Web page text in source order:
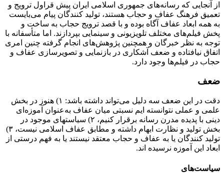
از آنجایی که رسانه‌های جمهوری اسلامی ایران پیش قراول ترویج و
تعمیق فرهنگ عفاف و حجاب هستند، تولید کنندگان پیام می‌بایست
به همه ابعاد عفاف آگاه بوده و با قصد ترویج حجاب به ساخت و
پخش فیلم‌های مختلف تلویزیونی و سینمایی بپردازند. اما متأسفانه با
توجه به نظر خبرگان و همچنین پژوهش‌های انجام گرفته چنین امری
اتفاق نیافتاده و ضعف آشکاری در بازنمایی و تصویرسازی عفاف و
حجاب در فیلم‌ها وجود دارد.
ضعف
دقت در این ضعف سه دلیل می‌تواند داشته باشد: ۱) هنوز در بخش
علمی و عملی نتوانسته ایم نسبتی میان عفاف به‌عنوان آموزه‌ای
دینی با پدیده مدرن رسانه برقرار کنیم، ۲) سیاست­های موجود در
بخش تولید و نظارت ابهام داشته و مطابق عفاف اسلامی نیست، ۳)
تولید کنندگان یا به عفاف و حجاب معتقد نیستند یا به فهم درستی از
ابعاد این آموزه نرسیده اند.
سیاست‌های